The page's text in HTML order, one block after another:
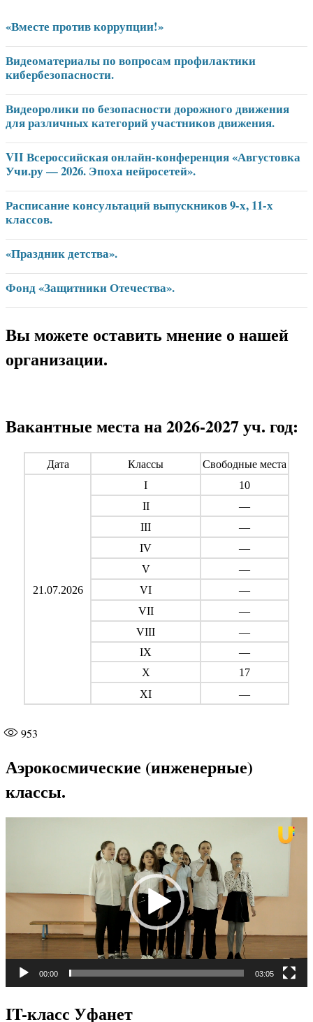
«Вместе против коррупции!»
Видеоматериалы по вопросам профилактики
кибербезопасности.
Видеоролики по безопасности дорожного движения
для различных категорий участников движения.
VII Всероссийская онлайн-конференция «Августовка
Учи.ру — 2026. Эпоха нейросетей».
Расписание консультаций выпускников 9-х, 11-х
классов.
«Праздник детства».
Фонд «Защитники Отечества».
Вы можете оставить мнение о нашей
организации.
Вакантные места на 2026-2027 уч. год:
Дата Классы Свободные места
21.07.2026
I
10
II
—
III
—
IV
—
V
—
VI
—
VII
—
VIII
—
IX
—
X
17
XI
—
953
Аэрокосмические (инженерные)
классы.
00:00 03:05
IT-класс Уфанет